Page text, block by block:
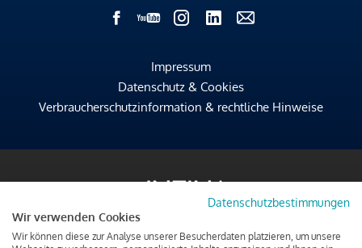
Impressum
Datenschutz & Cookies
Verbraucherschutzinformation & rechtliche Hinweise
Datenschutzbestimmungen
Wir verwenden Cookies
Wir können diese zur Analyse unserer Besucherdaten platzieren, um unsere